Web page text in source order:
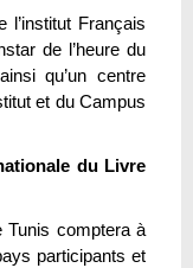
l’institut Français
de l’heure du
qu’un centre
et du Campus
du Livre
Tunis comptera à
participants et